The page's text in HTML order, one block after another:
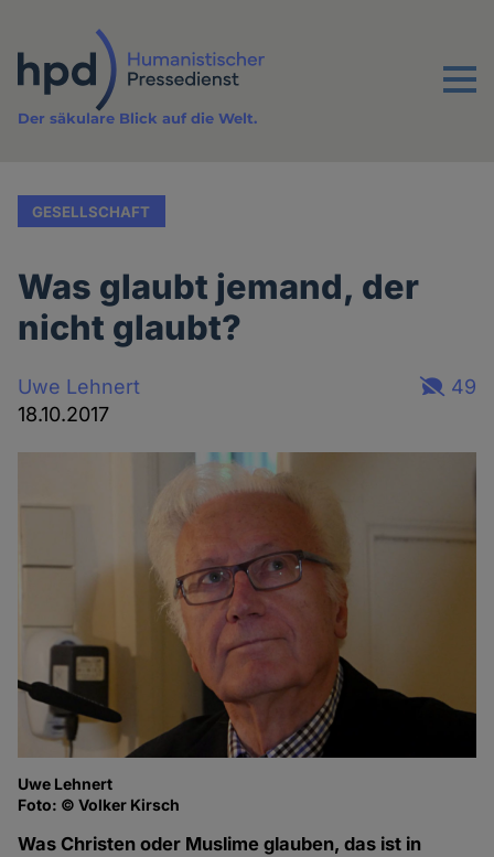
Inhalt
Menu
Der säkulare Blick auf die Welt.
GESELLSCHAFT
Was glaubt jemand, der
nicht glaubt?
Uwe Lehnert
18.10.2017
49
Uwe Lehnert
Foto: © Volker Kirsch
Was Christen oder Muslime glauben, das ist in